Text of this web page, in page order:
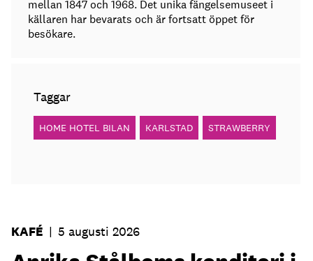
mellan 1847 och 1968. Det unika fängelsemuseet i
källaren har bevarats och är fortsatt öppet för
besökare.
Taggar
HOME HOTEL BILAN KARLSTAD STRAWBERRY
KAFÉ | 5 augusti 2026